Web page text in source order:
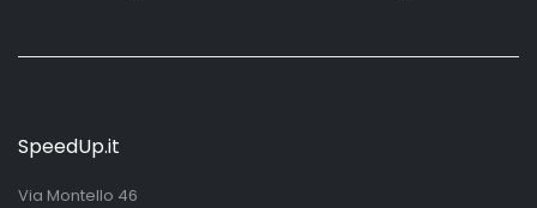
SpeedUp.it
Via Montello 46